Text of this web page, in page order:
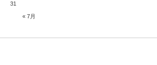
« 7月
31